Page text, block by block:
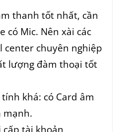
thanh tốt nhất, cần
có Mic. Nên xài các
center chuyên nghiệp
lượng đàm thoại tốt
khá: có Card âm
mạnh.
cấp tài khoản